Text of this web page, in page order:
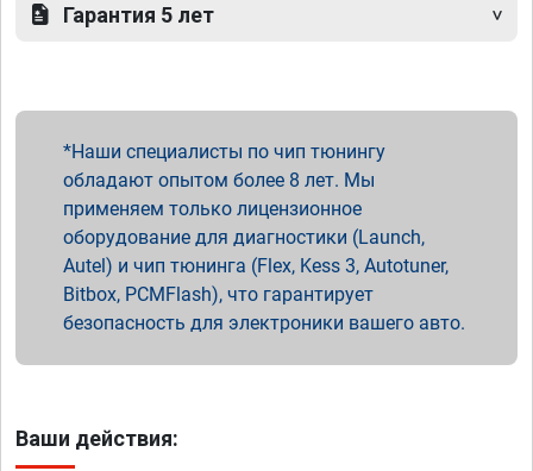
Гарантия 5 лет
Наши специалисты по чип тюнингу
обладают опытом более 8 лет. Мы
применяем только лицензионное
оборудование для диагностики (Launch,
Autel) и чип тюнинга (Flex, Kess 3, Autotuner,
Bitbox, PCMFlash), что гарантирует
безопасность для электроники вашего авто.
Ваши действия: